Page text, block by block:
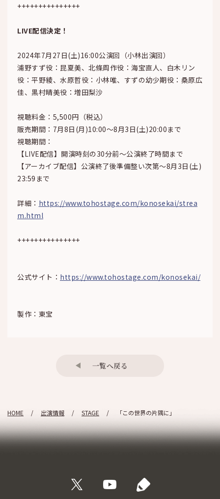
+++++++++++++++
LIVE配信決定！
2024年7月27日(土)16:00公演回（小林出演回）
浦野すず役：昆夏美、北條周作役：海宝直人、白木リン
役：平野綾、水原哲役：小林唯、すずの幼少期役：桑原広
佳、黒村晴美役：増田梨沙
視聴料金：5,500円（税込）
販売期間：7月8日(月)10:00〜8月3日(土)20:00まで
視聴期間：
【LIVE配信】開演時刻の30分前～公演終了時間まで
【アーカイブ配信】公演終了後準備整い次第～8月3日(土)
23:59まで
詳細： https://www.tohostage.com/konosekai/strea
m.html
+++++++++++++++
公式サイト： https://www.tohostage.com/konosekai/
製作：東宝
一覧へ戻る
HOME 出演情報 STAGE 「この世界の片隅に」